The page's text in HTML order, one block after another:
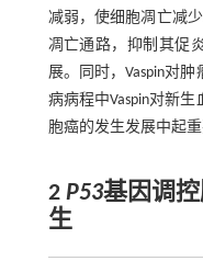
减弱，使细胞凋亡减
凋亡通路，抑制其促
展。同时，Vaspin对
病病程中Vaspin对新
胞癌的发生发展中起
2 P53基因调
生